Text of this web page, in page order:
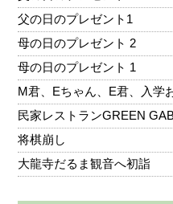
父の日のプレゼント1
母の日のプレゼント 2
母の日のプレゼント 1
M君、Eちゃん、E君、入学
民家レストランGREEN
将棋崩し
大龍寺だるま観音へ初詣